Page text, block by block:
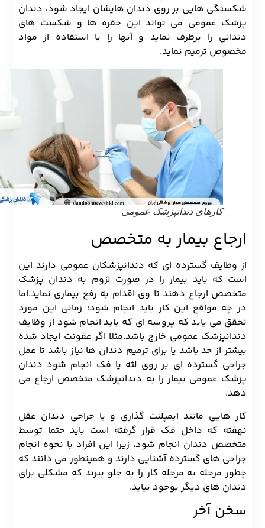
شکستگی هایی بر روی دندان هایشان ایجاد شود، دندان
پزشک عمومی می تواند این حفره ها و شکست های
دندانی را برطرف نماید و آنها را با استفاده از مواد
مخصوص ترمیم نماید.
کارهای دندانپزشک عمومی
ارجاع بیمار به متخصص
از وظایف گسترده ای که دندانپزشکان عمومی دارند این
است که باید بیمار را در صورت لزوم به دندان پزشک
متخصص ارجاع دهند تا وی اقدام به رفع بیماری نماید.اما
در چه مواقع این کار باید انجام شود؛ زمانی این مورد
تحقق می یابد که پروسه ای که باید انجام شود از وظایف
دندانپزشک عمومی خارج باشد.مثلا اگر عفونت ایجاد شده
بیشتر از حد باشد یا برای ترمیم دندان ها نیاز باشد تا عمل
جراحی گسترده ای بر روی لثه یا فک انجام شود دندان
پزشک عمومی بیمار را به دندانپزشک متخصص ارجاع می
دهد.
کار هایی مانند ایمپلنت گذاری و یا جراحی دندان عقل
نهفته که داخل فک قرار گرفته است باید حتما توسط
متخصص دندان انجام شود، زیرا این افراد با نحوه انجام
جراحی های گسترده آشنایی دارند و همینطور می دانند که
چطور مرحله به مرحله کار را به جلو ببرند که مشکلی برای
دندان های دیگر بوجود نیاید.
سخن آخر